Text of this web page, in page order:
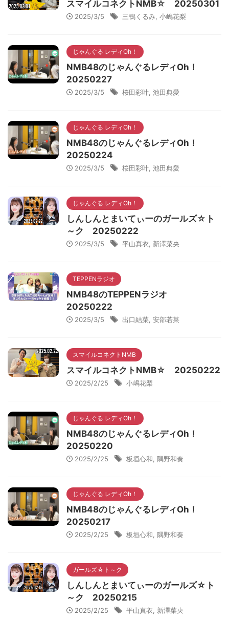
スマイルコネクトNMB☆ 20250301
2025/3/5 三鴨くるみ 小嶋花梨
じゃんぐる レディOh！
NMB48のじゃんぐるレディOh！
20250227
2025/3/5 桜田彩叶 池田典愛
じゃんぐる レディOh！
NMB48のじゃんぐるレディOh！
20250224
2025/3/5 桜田彩叶 池田典愛
じゃんぐる レディOh！
しんしんとまいてぃーのガールズ☆ト
～ク 20250222
2025/3/5 平山真衣 新澤菜央
TEPPENラジオ
NMB48のTEPPENラジオ
20250222
2025/3/5 出口結菜 安部若菜
スマイルコネクトNMB
スマイルコネクトNMB☆ 20250222
2025/2/25 小嶋花梨
じゃんぐる レディOh！
NMB48のじゃんぐるレディOh！
20250220
2025/2/25 板垣心和 隅野和奏
じゃんぐる レディOh！
NMB48のじゃんぐるレディOh！
20250217
2025/2/25 板垣心和 隅野和奏
ガールズ☆ト～ク
しんしんとまいてぃーのガールズ☆ト
～ク 20250215
2025/2/25 平山真衣 新澤菜央